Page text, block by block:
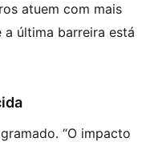
atuem com mais
última barreira está
“O impacto